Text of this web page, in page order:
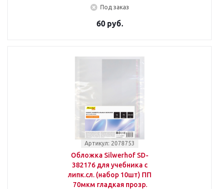
Под заказ
60 руб.
Артикул: 2078753
Обложка Silwerhof SD-
382176 для учебника с
липк.сл. (набор 10шт) ПП
70мкм гладкая прозр.